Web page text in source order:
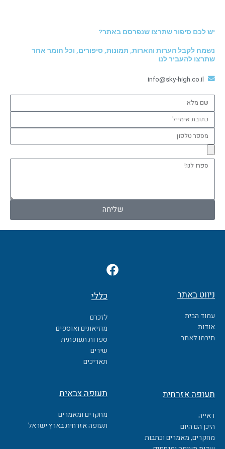
יש לכם סיפור שתרצו שנפרסם באתר?
נשמח לקבל הערות והארות, תמונות, סיפורים, וכל חומר אחר
שתרצו להעביר לנו
info@sky-high.co.il
שם
מלא
כתובת
אימייל
מספר
טלפון
ספרו
שליחה
F
a
e
b
o
o
k
ניווט באתר
עמוד הבית
אודות
תירמו לאתר
כללי
לזכרם
מוזיאונים ואוספים
ספרות תעופתית
שירים
תאריכים
תעופה אזרחית
דאייה
היכן הם היום
מחקרים, מאמרים וכתבות
תעופה צבאית
מחקרים ומאמרים
תעופה אזרחית בארץ ישראל